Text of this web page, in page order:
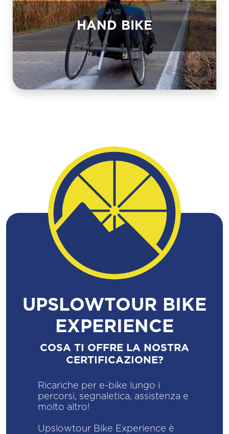
HAND BIKE
UPSLOWTOUR BIKE
EXPERIENCE
COSA TI OFFRE LA NOSTRA
CERTIFICAZIONE?
Ricariche per e-bike lungo i
percorsi, segnaletica, assistenza e
molto altro!
Upslowtour Bike Experience è